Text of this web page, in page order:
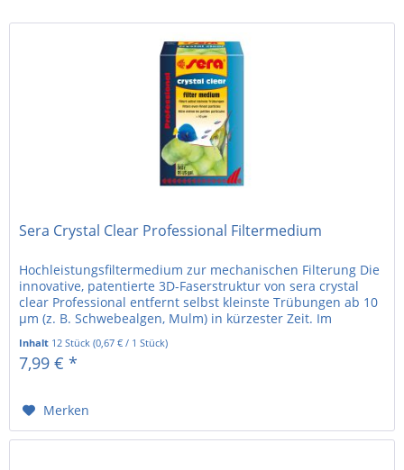
Sera Crystal Clear Professional Filtermedium
Hochleistungsfiltermedium zur mechanischen Filterung Die
innovative, patentierte 3D-Faserstruktur von sera crystal
clear Professional entfernt selbst kleinste Trübungen ab 10
µm (z. B. Schwebealgen, Mulm) in kürzester Zeit. Im
Inhalt 12 Stück(0,67 € / 1 Stück)
7,99 € *
Merken